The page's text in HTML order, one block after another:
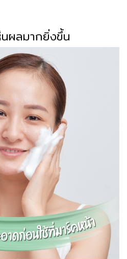
นผลมากยิ่งขึ้น